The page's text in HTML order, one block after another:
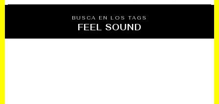
BUSCA EN LOS TAGS
FEEL SOUND